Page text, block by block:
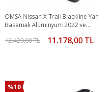
OMSA Nissan X-Trail Blackline Yan
Basamak Alüminyum 2022 ve
12.420,00 TL 11.178,00 TL
%10